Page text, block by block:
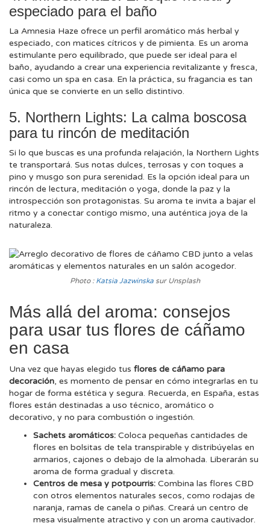
especiado para el baño
La Amnesia Haze ofrece un perfil aromático más herbal y
especiado, con matices cítricos y de pimienta. Es un aroma
estimulante pero equilibrado, que puede ser ideal para el
baño, ayudando a crear una experiencia revitalizante y fresca,
casi como un spa en casa. En la práctica, su fragancia es tan
única que se convierte en un sello distintivo.
5. Northern Lights: La calma boscosa
para tu rincón de meditación
Si lo que buscas es una profunda relajación, la Northern Lights
te transportará. Sus notas dulces, terrosas y con toques a
pino y musgo son pura serenidad. Es la opción ideal para un
rincón de lectura, meditación o yoga, donde la paz y la
introspección son protagonistas. Su aroma te invita a bajar el
ritmo y a conectar contigo mismo, una auténtica joya de la
naturaleza.
Photo : Katsia Jazwinska sur Unsplash
Más allá del aroma: consejos
para usar tus flores de cáñamo
en casa
Una vez que hayas elegido tus flores de cáñamo para
decoración, es momento de pensar en cómo integrarlas en tu
hogar de forma estética y segura. Recuerda, en España, estas
flores están destinadas a uso técnico, aromático o
decorativo, y no para combustión o ingestión.
Sachets aromáticos: Coloca pequeñas cantidades de
flores en bolsitas de tela transpirable y distribúyelas en
armarios, cajones o debajo de la almohada. Liberarán su
aroma de forma gradual y discreta.
Centros de mesa y potpourris: Combina las flores CBD
con otros elementos naturales secos, como rodajas de
naranja, ramas de canela o piñas. Creará un centro de
mesa visualmente atractivo y con un aroma cautivador.